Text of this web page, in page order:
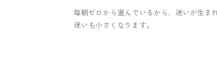
毎朝ゼロから選んでいるから、迷いが生ま
迷いも小さくなります。